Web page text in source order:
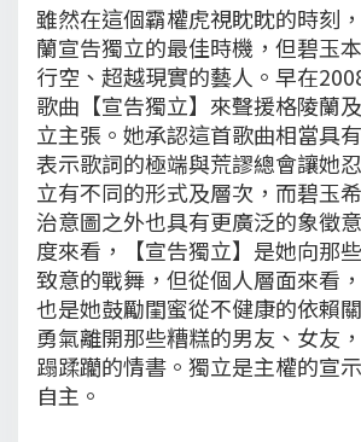
雖然在這個霸權虎視眈眈的時刻
蘭宣告獨立的最佳時機，但碧玉
行空、超越現實的藝人。早在
歌曲【宣告獨立】來聲援格陵蘭
立主張。她承認這首歌曲相當具
表示歌詞的極端與荒謬總會讓她
立有不同的形式及層次，而碧玉
治意圖之外也具有更廣泛的象徵
度來看，【宣告獨立】是她向那
致意的戰舞，但從個人層面來看，
也是她鼓勵閨蜜從不健康的依賴
勇氣離開那些糟糕的男友、女友
蹋蹂躪的情書。獨立是主權的宣
自主。